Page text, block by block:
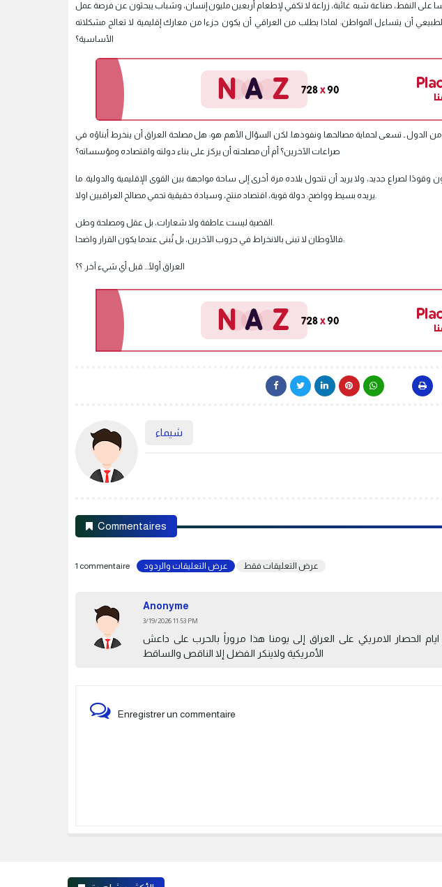
على النفط، صناعة شبه غائبة، زراعة لا تكفي لإطعام أربعين مليون إنسان، وشباب يبحثون عن فرصة عمل
أن يتساءل المواطن: لماذا يطلب من العراقي أن يكون جزءا من معارك إقليمية لا تعالج مشكلاته
الأساسية؟
من الدول ـ تسعى لحماية مصالحها ونفوذها. لكن السؤال الأهم هو: هل مصلحة العراق أن ينخرط أبناؤه في
صراعات الآخرين؟ أم أن مصلحته أن يركز على بناء دولته واقتصاده ومؤسساته؟
لصراع جديد، ولا يريد أن تتحول بلاده مرة أخرى إلى ساحة مواجهة بين القوى الإقليمية والدولية. ما
يريده بسيط وواضح: دولة قوية، اقتصاد منتج، وسيادة حقيقية تحمي مصالح العراقيين اولا.
القضية ليست عاطفة ولا شعارات، بل عقل ومصلحة وطن.
فالأوطان لا تبنى بالانخراط في حروب الآخرين، بل تُبنى عندما يكون القرار واضحا:
العراق أولًا… قبل أي شيء آخر. ؟؟
شيماء
Commentaires
1 commentaire عرض التعليقات فقط عرض التعليقات والردود
Anonyme
3/19/2026 11:53 PM
الحصار الامريكي على العراق إلى يومنا هذا مروراً بالحرب على داعش
الأمريكية ولاينكر الفضل إلا الناقص والساقط
Enregistrer un commentaire